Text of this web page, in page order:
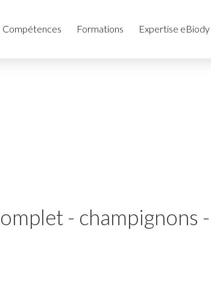
Compétences Formations Expertise eBiody
- champignons